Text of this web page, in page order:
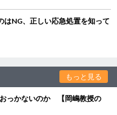
NG、正しい応急処置を知って
もっと見る
っかないのか 【岡嶋教授の